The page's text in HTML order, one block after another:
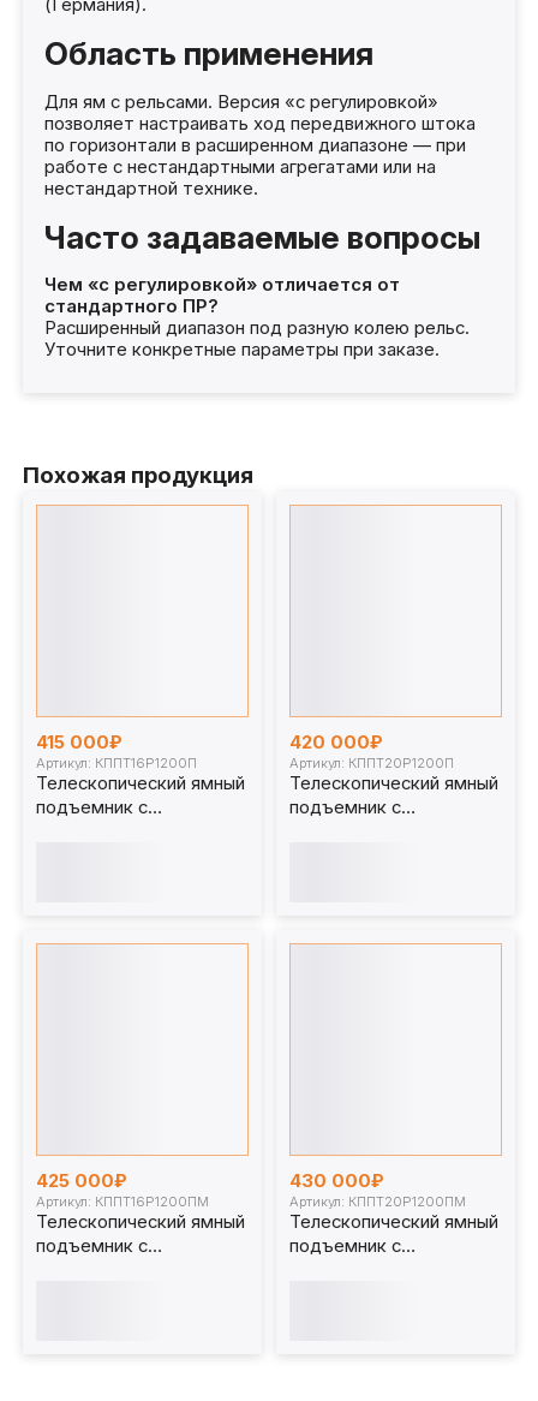
(Германия).
Область применения
Для ям с рельсами. Версия «с регулировкой»
позволяет настраивать ход передвижного штока
по горизонтали в расширенном диапазоне — при
работе с нестандартными агрегатами или на
нестандартной технике.
Часто задаваемые вопросы
Чем «с регулировкой» отличается от
стандартного ПР?
Расширенный диапазон под разную колею рельс.
Уточните конкретные параметры при заказе.
Похожая продукция
415 000₽
Артикул: КППТ16Р1200П
Телескопический ямный
подъемник с
420 000₽
Артикул: КППТ20Р1200П
Телескопический ямный
подъемник с
425 000₽
Артикул: КППТ16Р1200ПМ
Телескопический ямный
подъемник с
430 000₽
Артикул: КППТ20Р1200ПМ
Телескопический ямный
подъемник с